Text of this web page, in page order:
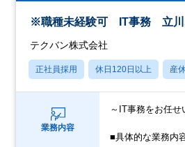
※職種未経験可 IT事務 立川
テクバン株式会社
正社員採用 休日120日以上 産
業務内容
～IT事務をお任せ
■具体的な業務内